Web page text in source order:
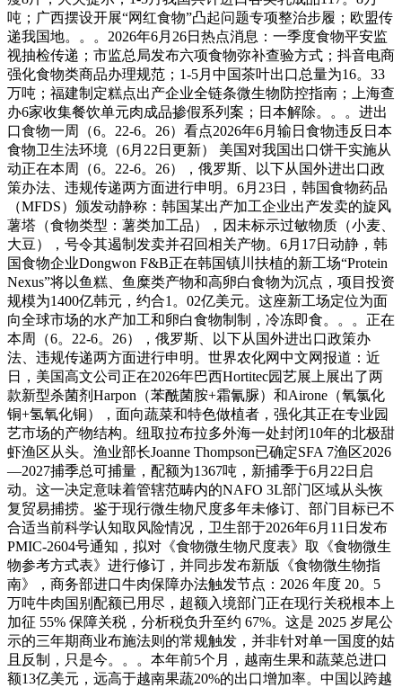
吨；广西摆设开展“网红食物”凸起问题专项整治步履；欧盟传
递我国地。。。2026年6月26日热点消息：一季度食物平安监
视抽检传递；市监总局发布六项食物弥补查验方式；抖音电商
强化食物类商品办理规范；1-5月中国茶叶出口总量为16。33
万吨；福建制定糕点出产企业全链条微生物防控指南；上海查
办6家收集餐饮单元肉成品掺假系列案；日本解除。。。进出
口食物一周（6。22-6。26）看点2026年6月输日食物违反日本
食物卫生法环境（6月22日更新） 美国对我国出口饼干实施从
动正在本周（6。22-6。26），俄罗斯、以下从国外进出口政
策办法、违规传递两方面进行申明。6月23日，韩国食物药品
（MFDS）颁发动静称：韩国某出产加工企业出产发卖的旋风
薯塔（食物类型：薯类加工品），因未标示过敏物质（小麦、
大豆），号令其遏制发卖并召回相关产物。6月17日动静，韩
国食物企业Dongwon F&B正在韩国镇川扶植的新工场“Protein
Nexus”将以鱼糕、鱼糜类产物和高卵白食物为沉点，项目投资
规模为1400亿韩元，约合1。02亿美元。这座新工场定位为面
向全球市场的水产加工和卵白食物制制，冷冻即食。。。正在
本周（6。22-6。26），俄罗斯、以下从国外进出口政策办
法、违规传递两方面进行申明。世界农化网中文网报道：近
日，美国高文公司正在2026年巴西Hortitec园艺展上展出了两
款新型杀菌剂Harpon（苯酰菌胺+霜氰脲）和Airone（氧氯化
铜+氢氧化铜），面向蔬菜和特色做植者，强化其正在专业园
艺市场的产物结构。纽取拉布拉多外海一处封闭10年的北极甜
虾渔区从头。渔业部长Joanne Thompson已确定SFA 7渔区2026
—2027捕季总可捕量，配额为1367吨，新捕季于6月22日启
动。这一决定意味着管辖范畴内的NAFO 3L部门区域从头恢
复贸易捕捞。鉴于现行微生物尺度多年未修订、部门目标已不
合适当前科学认知取风险情况，卫生部于2026年6月11日发布
PMIC-2604号通知，拟对《食物微生物尺度表》取《食物微生
物参考方式表》进行修订，并同步发布新版《食物微生物指
南》，商务部进口牛肉保障办法触发节点：2026 年度 20。5
万吨牛肉国别配额已用尽，超额入境部门正在现行关税根本上
加征 55% 保障关税，分析税负升至约 67%。这是 2025 岁尾公
示的三年期商业布施法则的常规触发，并非针对单一国度的姑
且反制，只是今。。。本年前5个月，越南生果和蔬菜总进口
额13亿美元，远高于越南果蔬20%的出口增加率。中国以跨越